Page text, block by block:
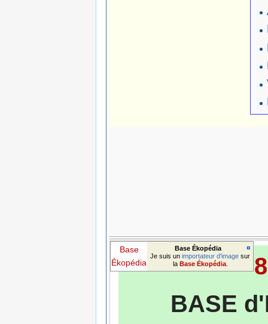
Base
Ékopédia
¤
Base Ékopédia
Je suis un importateur d'image sur
la Base Ékopédia.
BASE